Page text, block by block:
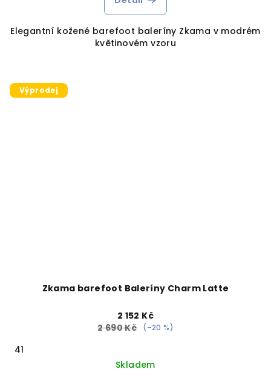
Elegantní kožené barefoot baleríny Zkama v modrém
květinovém vzoru
Výprodej
Zkama barefoot Baleríny Charm Latte
2 152 Kč
2 690 Kč
(–20 %)
41
Skladem